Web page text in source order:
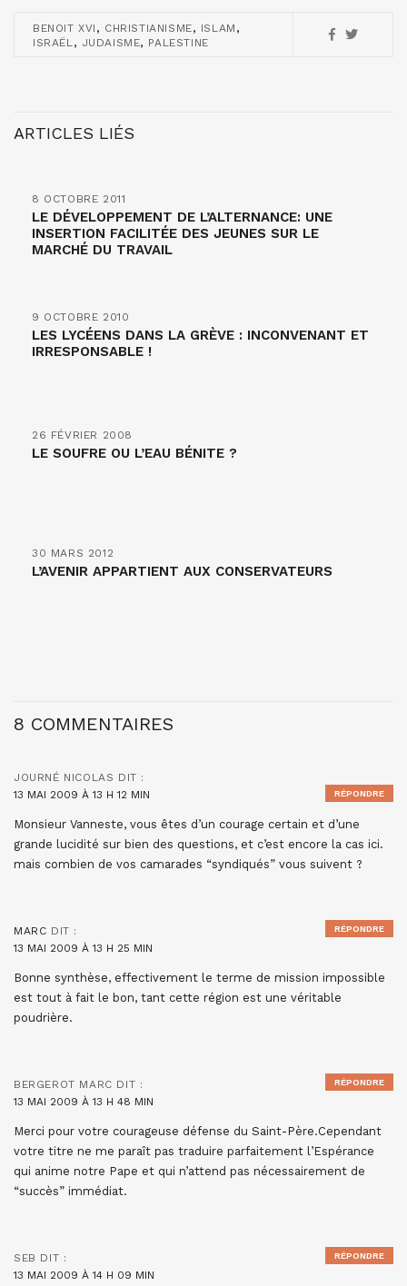
BENOIT XVI , CHRISTIANISME, ISLAM ,
ISRAËL, JUDAISME, PALESTINE
ARTICLES LIÉS
8 OCTOBRE 2011
LE DÉVELOPPEMENT DE L’ALTERNANCE: UNE
INSERTION FACILITÉE DES JEUNES SUR LE
MARCHÉ DU TRAVAIL
9 OCTOBRE 2010
LES LYCÉENS DANS LA GRÈVE : INCONVENANT ET
IRRESPONSABLE !
26 FÉVRIER 2008
LE SOUFRE OU L’EAU BÉNITE ?
30 MARS 2012
L’AVENIR APPARTIENT AUX CONSERVATEURS
8 COMMENTAIRES
JOURNÉ NICOLAS DIT :
13 MAI 2009 À 13 H 12 MIN
Monsieur Vanneste, vous êtes d’un courage certain et d’une
grande lucidité sur bien des questions, et c’est encore la cas ici.
mais combien de vos camarades “syndiqués” vous suivent ?
RÉPONDRE
MARC DIT :
13 MAI 2009 À 13 H 25 MIN
Bonne synthèse, effectivement le terme de mission impossible
est tout à fait le bon, tant cette région est une véritable
poudrière.
RÉPONDRE
BERGEROT MARC DIT :
13 MAI 2009 À 13 H 48 MIN
Merci pour votre courageuse défense du Saint-Père.Cependant
votre titre ne me paraît pas traduire parfaitement l’Espérance
qui anime notre Pape et qui n’attend pas nécessairement de
“succès” immédiat.
RÉPONDRE
SEB DIT :
13 MAI 2009 À 14 H 09 MIN
RÉPONDRE